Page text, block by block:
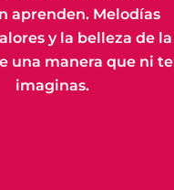
aprenden. Melodías
y la belleza de la
una manera que ni te
imaginas.